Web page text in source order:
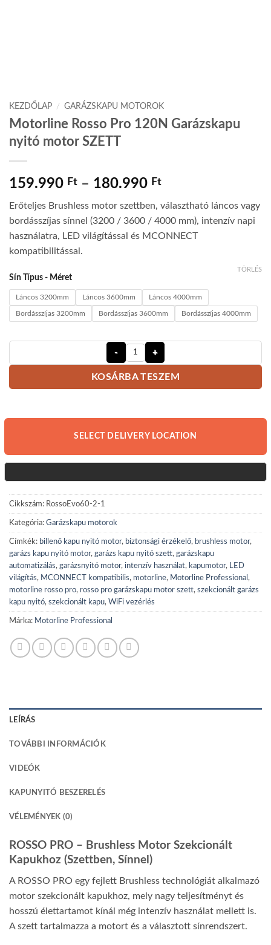
KEZDŐLAP / GARÁZSKAPU MOTOROK
Motorline Rosso Pro 120N Garázskapu
nyitó motor SZETT
159.990 Ft – 180.990 FtÁrtartomány:
-
180.990 Ft
Erőteljes Brushless motor szettben, választható láncos vagy
bordásszíjas sínnel (3200 / 3600 / 4000 mm), intenzív napi
használatra, LED világítással és MCONNECT
kompatibilitással.
Sín Típus - Méret
Láncos 3200mm Láncos 3600mm Láncos 4000mm
Bordásszíjas 3200mm Bordásszíjas 3600mm Bordásszíjas 4000mm
TÖRLÉS
Motorline Rosso Pro 120N
KOSÁRBA TESZEM
SELECT DELIVERY LOCATION
Cikkszám: RossoEvo60-2-1
Kategória: Garázskapu motorok
Címkék: billenő kapu nyitó motor, biztonsági érzékelő, brushless motor,
garázs kapu nyitó motor, garázs kapu nyitó szett, garázskapu
automatizálás, garázsnyitó motor, intenzív használat, kapumotor,
LED
világítás, MCONNECT kompatibilis, motorline, Motorline Professional ,
motorline rosso pro, rosso pro garázskapu motor szett, szekcionált garázs
kapu nyitó, szekcionált kapu, WiFi vezérlés
Márka: Motorline Professional
LEÍRÁS
TOVÁBBI INFORMÁCIÓK
VIDEÓK
KAPUNYITÓ BESZERELÉS
VÉLEMÉNYEK (0)
ROSSO PRO – Brushless Motor Szekcionált
Kapukhoz (Szettben, Sínnel)
A ROSSO PRO egy fejlett Brushless technológiát alkalmazó
motor szekcionált kapukhoz, mely nagy teljesítményt és
hosszú élettartamot kínál még intenzív használat mellett is.
A szett tartalmazza a motort és a választott sínrendszert.